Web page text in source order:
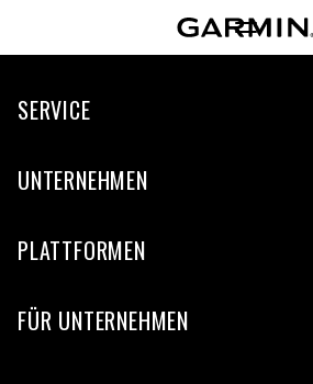
SERVICE
UNTERNEHMEN
PLATTFORMEN
FÜR UNTERNEHMEN